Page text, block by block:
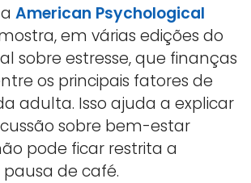
American Psychological
em várias edições do
sobre estresse, que finanças
os principais fatores de
adulta. Isso ajuda a explicar
sobre bem-estar
pode ficar restrita a
de café.